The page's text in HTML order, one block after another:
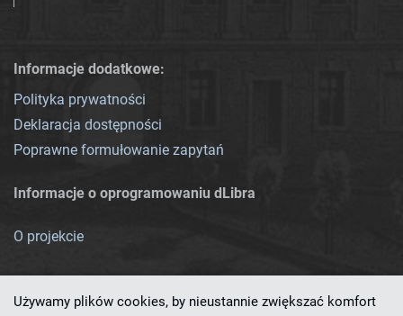
Informacje dodatkowe:
Polityka prywatności
Deklaracja dostępności
Poprawne formułowanie zapytań
Informacje o oprogramowaniu dLibra
O projekcie
Używamy plików cookies, by nieustannie zwiększać komfort